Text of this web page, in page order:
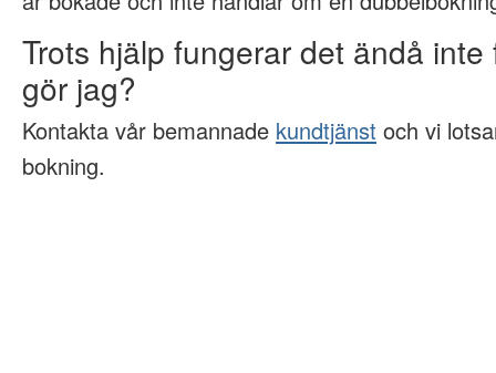
Trots hjälp fungerar det ändå
gör jag?
Kontakta vår bemannade kundtjänst och vi
bokning.